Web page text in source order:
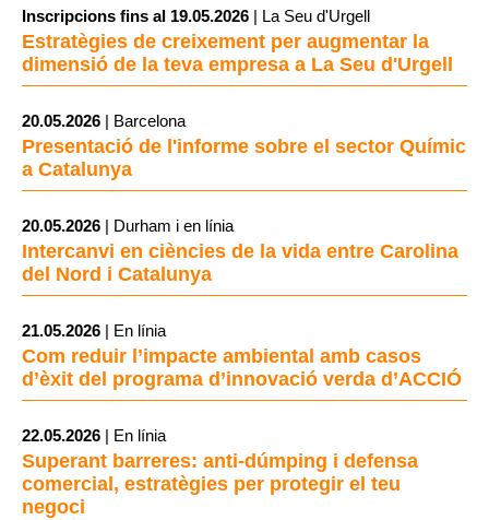
Inscripcions fins al 19.05.2026 | La Seu d'Urgell
Estratègies de creixement per augmentar la
dimensió de la teva empresa a La Seu d'Urgell
20.05.2026 | Barcelona
Presentació de l'informe sobre el sector Químic
a Catalunya
20.05.2026 | Durham i en línia
Intercanvi en ciències de la vida entre Carolina
del Nord i Catalunya
21.05.2026 | En línia
Com reduir l’impacte ambiental amb casos
d’èxit del programa d’innovació verda d’ACCIÓ
22.05.2026 | En línia
Superant barreres: anti-dúmping i defensa
comercial, estratègies per protegir el teu
negoci